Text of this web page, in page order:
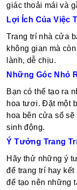
giác thoải mái và
Lợi Ích Của Việc
Trang trí nhà cửa
không gian mà
lành, dễ chịu.
Những Góc Nhỏ
Bạn có thể tạo ra
hoa tươi. Đặt một
hoa bên cửa sổ
sinh động.
Ý Tưởng Trang
Hãy thử những ý
để trang trí hay
để tạo nên những